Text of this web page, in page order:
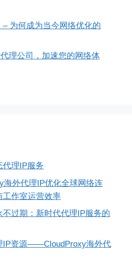
为何成为当今网络优化的
理公司，加速您的网络体
代理IP服务
海外代理IP优化全球网络连
工作室运营效率
过期：新时代代理IP服务的
IP资源——CloudProxy海外代